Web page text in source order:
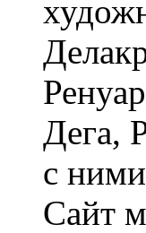
Дега,
с
Сайт